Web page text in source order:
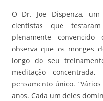
O Dr. Joe Dispenza,
cientistas que
plenamente
observa que os monges
longo do seu
meditação
pensamento único.
anos. Cada um deles